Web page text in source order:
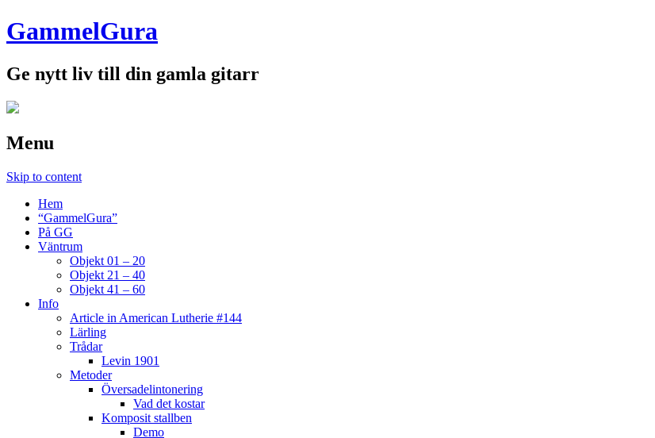
GammelGura
Ge nytt liv till din gamla gitarr
Menu
Skip to content
Hem
“GammelGura”
På GG
Väntrum
Objekt 01 – 20
Objekt 21 – 40
Objekt 41 – 60
Info
Article in American Lutherie #144
Lärling
Trådar
Levin 1901
Metoder
Översadelintonering
Vad det kostar
Komposit stallben
Demo